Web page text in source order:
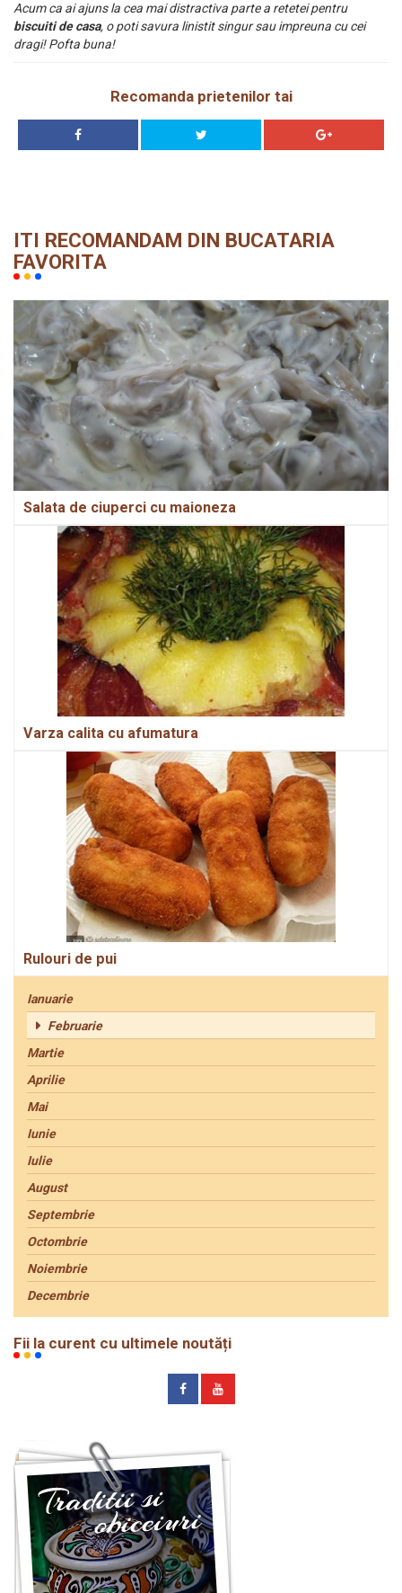
Acum ca ai ajuns la cea mai distractiva parte a retetei pentru
biscuiti de casa, o poti savura linistit singur sau impreuna cu cei
dragi! Pofta buna!
Recomanda prietenilor tai
ITI RECOMANDAM DIN BUCATARIA
FAVORITA
Salata de ciuperci cu maioneza
Varza calita cu afumatura
Rulouri de pui
Ianuarie
Februarie
Martie
Aprilie
Mai
Iunie
Iulie
August
Septembrie
Octombrie
Noiembrie
Decembrie
Fii la curent cu ultimele noutăți